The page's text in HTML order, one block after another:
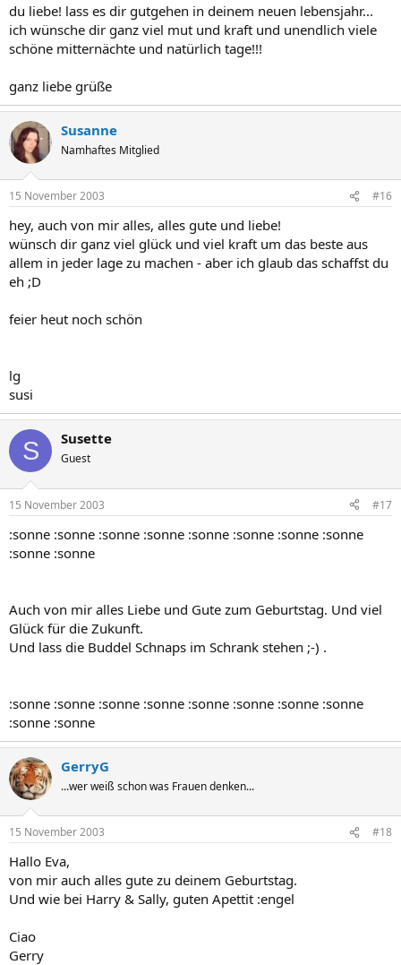
du liebe! lass es dir gutgehen in deinem neuen lebensjahr...
ich wünsche dir ganz viel mut und kraft und unendlich viele
schöne mitternächte und natürlich tage!!!
ganz liebe grüße
Susanne
Namhaftes Mitglied
15 November 2003 #16
hey, auch von mir alles, alles gute und liebe!
wünsch dir ganz viel glück und viel kraft um das beste aus
allem in jeder lage zu machen - aber ich glaub das schaffst du
eh ;D
feier heut noch schön
lg
susi
S Susette
Guest
15 November 2003 #17
:sonne :sonne :sonne :sonne :sonne :sonne :sonne :sonne
:sonne :sonne
Auch von mir alles Liebe und Gute zum Geburtstag. Und viel
Glück für die Zukunft.
Und lass die Buddel Schnaps im Schrank stehen ;-) .
:sonne :sonne :sonne :sonne :sonne :sonne :sonne :sonne
:sonne :sonne
GerryG
...wer weiß schon was Frauen denken...
15 November 2003 #18
Hallo Eva,
von mir auch alles gute zu deinem Geburtstag.
Und wie bei Harry & Sally, guten Apettit :engel
Ciao
Gerry